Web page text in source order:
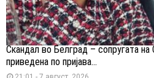
Скандал во Белград – сопругата на
приведена по пријава...